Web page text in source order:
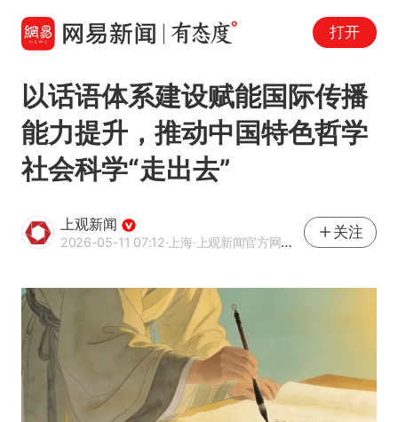
打开
以话语体系建设赋能国际传播
能力提升，推动中国特色哲学
社会科学“走出去”
上观新闻
2026-05-11 07:12·上海·上观新闻官方网易号
关注